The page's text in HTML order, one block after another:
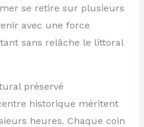
mer se retire sur plusieurs
avec une force
sans relâche le littoral
préservé
historique méritent
heures. Chaque coin